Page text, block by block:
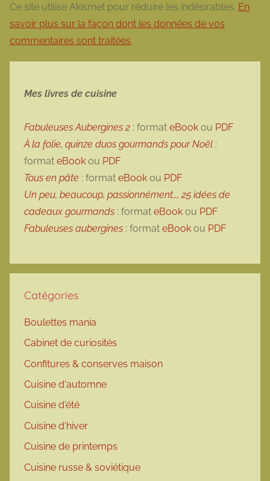
Ce site utilise Akismet pour réduire les indésirables. En
savoir plus sur la façon dont les données de vos
commentaires sont traitées.
Mes livres de cuisine
Fabuleuses Aubergines 2 : format eBook ou PDF
À la folie, quinze duos gourmands pour Noël :
format eBook ou PDF
Tous en pâte : format eBook ou PDF
Un peu, beaucoup, passionnément…, 25 idées de
cadeaux gourmands : format eBook ou PDF
Fabuleuses aubergines : format eBook ou PDF
Catégories
Boulettes mania
Cabinet de curiosités
Confitures & conserves maison
Cuisine d'automne
Cuisine d'été
Cuisine d'hiver
Cuisine de printemps
Cuisine russe & soviétique